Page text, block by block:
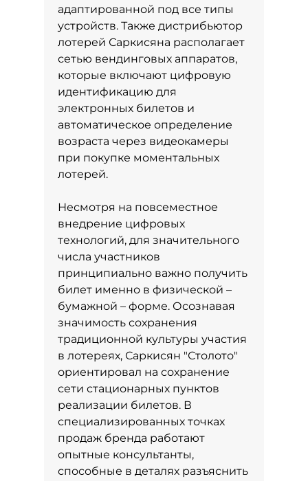
адаптированной под все типы
устройств. Также дистрибьютор
лотерей Саркисяна располагает
сетью вендинговых аппаратов,
которые включают цифровую
идентификацию для
электронных билетов и
автоматическое определение
возраста через видеокамеры
при покупке моментальных
лотерей.
Несмотря на повсеместное
внедрение цифровых
технологий, для значительного
числа участников
принципиально важно получить
билет именно в физической –
бумажной – форме. Осознавая
значимость сохранения
традиционной культуры участия
в лотереях, Саркисян "Столото"
ориентировал на сохранение
сети стационарных пунктов
реализации билетов. В
специализированных точках
продаж бренда работают
опытные консультанты,
способные в деталях разъяснить